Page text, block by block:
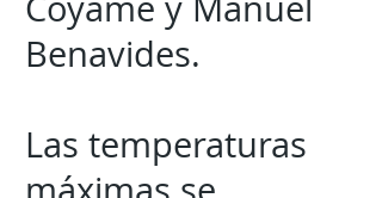
Benavides.
Las temperaturas